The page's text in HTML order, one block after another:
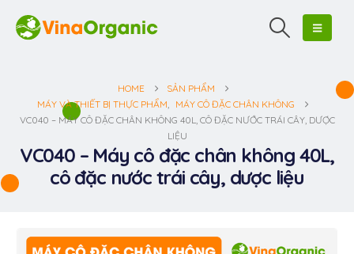
HOME
SẢN PHẨM
MÁY VÀ THIẾT BỊ THỰC PHẨM, MÁY CÔ ĐẶC CHÂN KHÔNG
VC040 – MÁY CÔ ĐẶC CHÂN KHÔNG 40L, CÔ ĐẶC NƯỚC TRÁI CÂY, DƯỢC
LIỆU
VC040 – Máy cô đặc chân không 40L,
cô đặc nước trái cây, dược liệu